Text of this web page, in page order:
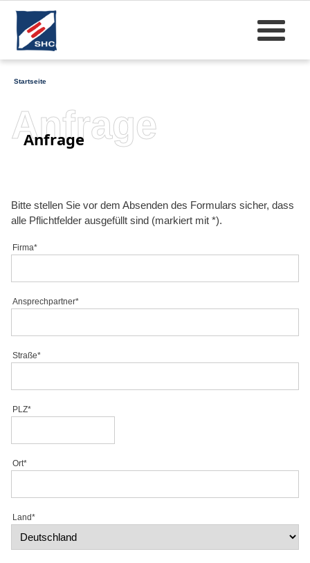
Startseite
Anfrage
Anfrage
Bitte stellen Sie vor dem Absenden des Formulars sicher, dass
alle Pflichtfelder ausgefüllt sind (markiert mit *).
Firma*
Ansprechpartner*
Straße*
PLZ*
Ort*
Land*